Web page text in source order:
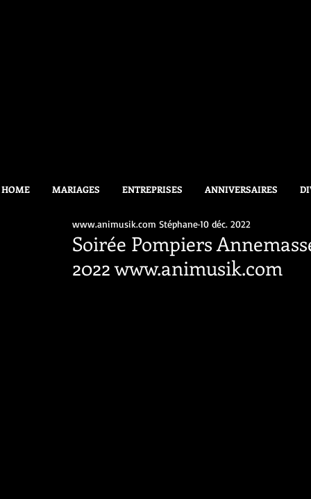
HOME MARIAGES ENTREPRISES ANNIVERSAIRES
Soirée Pompiers
2022 www.animusik.com
www.animusik.com Stéphane10 déc. 2022